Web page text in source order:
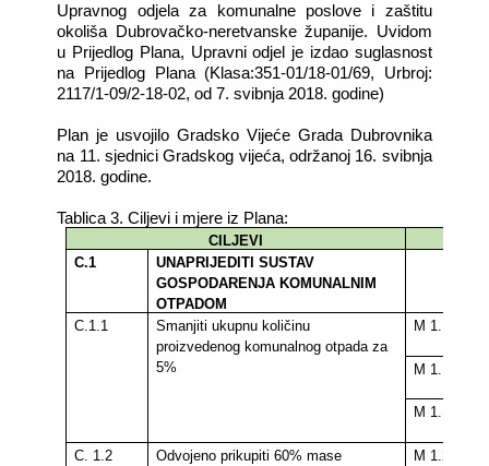
Upravnog odjela za komunalne poslove i zaštitu
okoliša Dubrovačko-neretvanske županije. Uvidom
u Prijedlog Plana, Upravni odjel je izdao suglasnost
na Prijedlog Plana (Klasa:351-01/18-01/69, Urbroj:
2117/1-09/2-18-02, od 7. svibnja 2018. godine)
Plan je usvojilo Gradsko Vijeće Grada Dubrovnika
na 11. sjednici Gradskog vijeća, održanoj 16. svibnja
2018. godine.
Tablica 3. Ciljevi i mjere iz Plana:
CILJEVI
C.1
UNAPRIJEDITI SUSTAV
GOSPODARENJA KOMUNALNIM
OTPADOM
C.1.1
Smanjiti ukupnu količinu
proizvedenog komunalnog otpada za
5%
M 1.1.1
M 1.1.2
M 1.1.3
C. 1.2
Odvojeno prikupiti 60% mase
M 1.2.1